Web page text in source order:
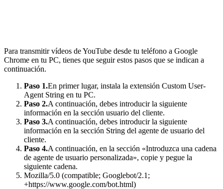
Para transmitir vídeos de YouTube desde tu teléfono a Google
Chrome en tu PC, tienes que seguir estos pasos que se indican a
continuación.
Paso 1.En primer lugar, instala la extensión Custom User-
Agent String en tu PC.
Paso 2.A continuación, debes introducir la siguiente
información en la sección usuario del cliente.
Paso 3.A continuación, debes introducir la siguiente
información en la sección String del agente de usuario del
cliente.
Paso 4.A continuación, en la sección «Introduzca una cadena
de agente de usuario personalizada», copie y pegue la
siguiente cadena.
Mozilla/5.0 (compatible; Googlebot/2.1;
+https://www.google.com/bot.html)